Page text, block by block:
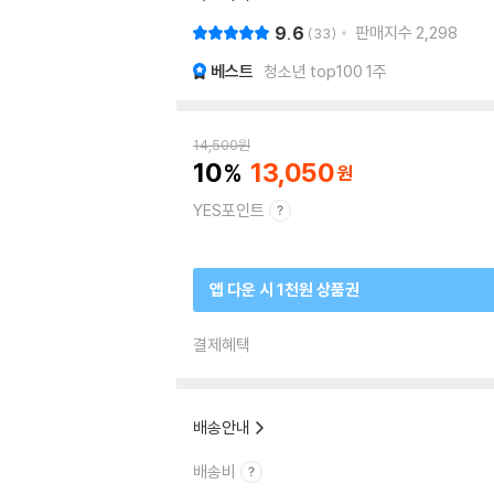
9.6 33 판매지수 2,298
베스트 청소년 top100 1주
14,500원
10 13,050
YES포인트
앱 다운 시 1천원 상품권
결제혜택
배송안내
배송비